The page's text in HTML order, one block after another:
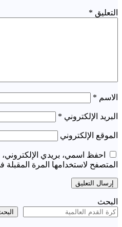
التعليق *
الاسم *
البريد الإلكتروني *
الموقع الإلكتروني
احفظ اسمي، بريدي الإلكتروني،
المتصفح لاستخدامها المرة المقبلة
البحث